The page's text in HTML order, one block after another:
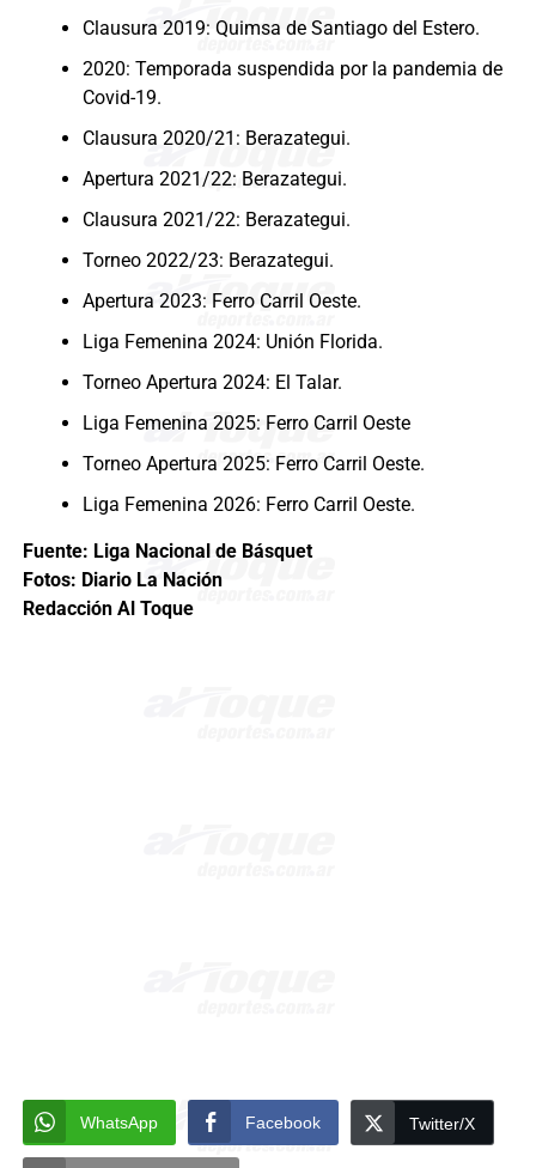
Clausura 2019: Quimsa de Santiago del Estero.
2020: Temporada suspendida por la pandemia de
Covid-19.
Clausura 2020/21: Berazategui.
Apertura 2021/22: Berazategui.
Clausura 2021/22: Berazategui.
Torneo 2022/23: Berazategui.
Apertura 2023: Ferro Carril Oeste.
Liga Femenina 2024: Unión Florida.
Torneo Apertura 2024: El Talar.
Liga Femenina 2025: Ferro Carril Oeste
Torneo Apertura 2025: Ferro Carril Oeste.
Liga Femenina 2026: Ferro Carril Oeste.
Fuente: Liga Nacional de Básquet
Fotos: Diario La Nación
Redacción Al Toque
WhatsApp Facebook Twitter/X